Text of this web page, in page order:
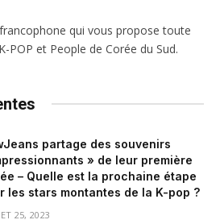
qui vous propose toute
POP et People de Corée du Sud.
partage des souvenirs
» de leur première
– Quelle est la prochaine étape
les stars montantes de la K-pop ?
25, 2023